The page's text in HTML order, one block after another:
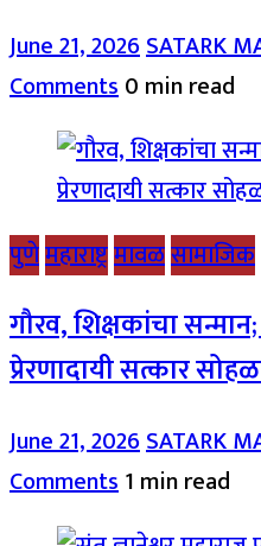
June 21, 2026SATARK
Comments0 min read
पुणेमहाराष्ट्रमावळसामाजिक
गौरव, शिक्षकांचा सन्मान;
प्रेरणादायी सत्कार
June 21, 2026SATARK
Comments1 min read